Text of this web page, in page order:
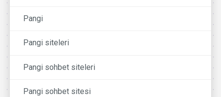
Pangi
Pangi siteleri
Pangi sohbet siteleri
Pangi sohbet sitesi